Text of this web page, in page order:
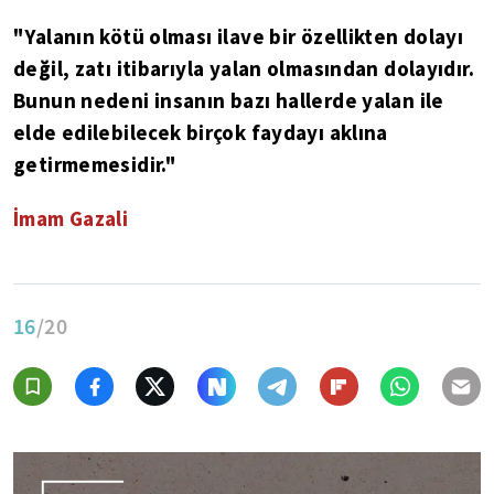
"Yalanın kötü olması ilave bir özellikten dolayı
değil, zatı itibarıyla yalan olmasından dolayıdır.
Bunun nedeni insanın bazı hallerde yalan ile
elde edilebilecek birçok faydayı aklına
getirmemesidir."
İmam Gazali
16/20